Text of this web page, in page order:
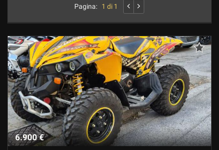
Pagina: 1 di 1
6.900 €